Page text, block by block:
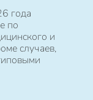
года
по
и
случаев,